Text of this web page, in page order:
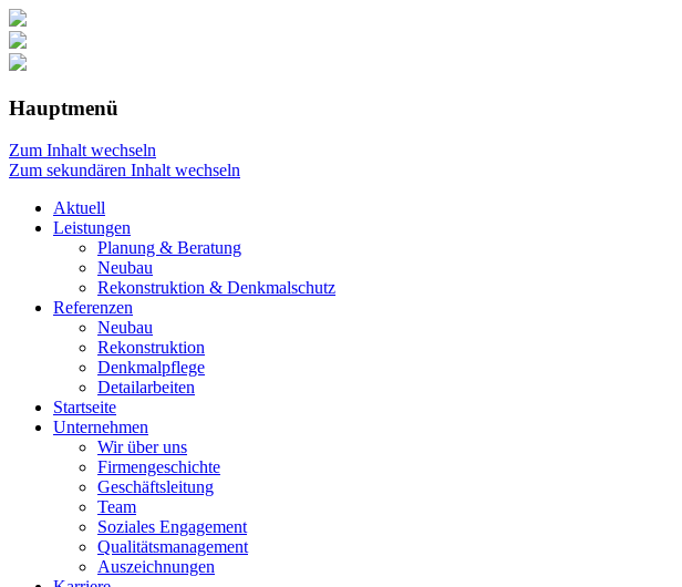
Hauptmenü
Zum Inhalt wechseln
Zum sekundären Inhalt wechseln
Aktuell
Leistungen
Planung & Beratung
Neubau
Rekonstruktion & Denkmalschutz
Referenzen
Neubau
Rekonstruktion
Denkmalpflege
Detailarbeiten
Startseite
Unternehmen
Wir über uns
Firmengeschichte
Geschäftsleitung
Team
Soziales Engagement
Qualitätsmanagement
Auszeichnungen